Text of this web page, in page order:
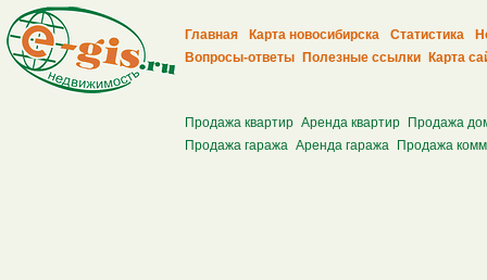
Главная Карта новосибирска Статистика
Вопросы-ответы
Полезные ссылки Карта
Продажа квартир Аренда квартир
Продажа
Продажа гаража Аренда гаража Продажа